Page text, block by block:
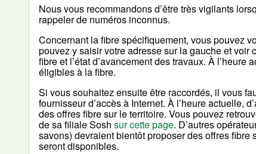
Nous vous recommandons d’être très vigilants
rappeler de numéros inconnus.
Concernant la fibre spécifiquement, vous pouvez
pouvez y saisir votre adresse sur la gauche et
fibre et l’état d’avancement des travaux. À
éligibles à la fibre.
Si vous souhaitez ensuite être raccordés, il vous
fournisseur d’accès à Internet. À l’heure actuelle,
des offres fibre sur le territoire. Vous pouvez
de sa filiale Sosh sur cette page. D’autres
savons) devraient bientôt proposer des offres
seront disponibles.